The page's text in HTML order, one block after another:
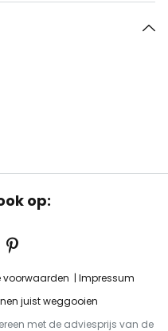
op:
voorwaarden
Impressum
juist weggooien
met de adviesprijs van de